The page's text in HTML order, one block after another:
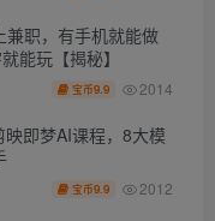
兼职，有手机就能做
能玩【揭秘】
宝币9.9 2014
即梦AI课程，8大模
宝币9.9 2012